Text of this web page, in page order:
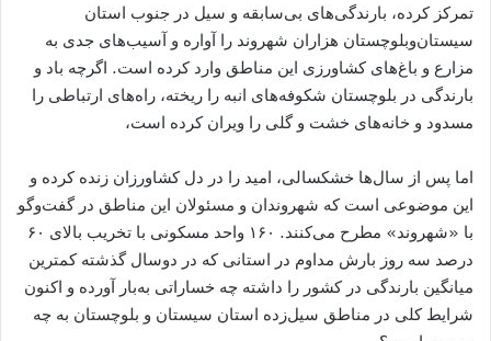
تمرکز کرده، بارندگی‌های بی‌سابقه و سیل در جنوب استان
سیستان‌وبلوچستان هزاران شهروند را آواره و آسیب‌های جدی به
مزارع و باغ‌های کشاورزی این مناطق وارد کرده است. اگرچه باد و
بارندگی در بلوچستان شکوفه‌های انبه را ریخته، راه‌های ارتباطی را
مسدود و خانه‌های خشت و گلی را ویران کرده است،
اما پس از سال‌ها خشکسالی، امید را در دل کشاورزان زنده کرده و
این موضوعی است که شهروندان و مسئولان این مناطق در گفت‌و‌گو
با «شهروند» مطرح می‌کنند. ۱۶۰ واحد مسکونی با تخریب بالای ۶۰
درصد سه روز بارش مداوم در استانی که در دو‌سال گذشته کمترین
میانگین بارندگی در کشور را داشته چه خساراتی به‌بار آورده و اکنون
شرایط کلی در مناطق سیل‌زده استان سیستان و بلوچستان به چه